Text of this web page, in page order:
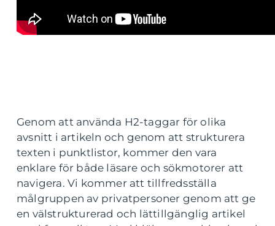
Genom att använda H2-taggar för olika
avsnitt i artikeln och genom att strukturera
texten i punktlistor, kommer den vara
enklare för både läsare och sökmotorer att
navigera. Vi kommer att tillfredsställa
målgruppen av privatpersoner genom att ge
en välstrukturerad och lättillgänglig artikel